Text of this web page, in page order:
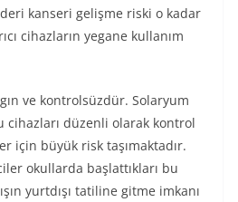
kanseri gelişme riski o kadar
cihazların yegane kullanım
ve kontrolsüzdür. Solaryum
cihazları düzenli olarak kontrol
için büyük risk taşımaktadır.
okullarda başlattıkları bu
yurtdışı tatiline gitme imkanı